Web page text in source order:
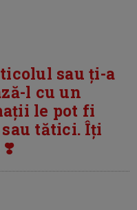
sau ți-a
l cu un
le pot fi
tătici. Îți
❣️